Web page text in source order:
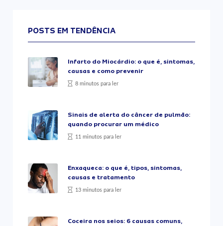
POSTS EM TENDÊNCIA
Infarto do Miocárdio: o que é, sintomas,
causas e como prevenir
8 minutos para ler
Sinais de alerta do câncer de pulmão:
quando procurar um médico
11 minutos para ler
Enxaqueca: o que é, tipos, sintomas,
causas e tratamento
13 minutos para ler
Coceira nos seios: 6 causas comuns,